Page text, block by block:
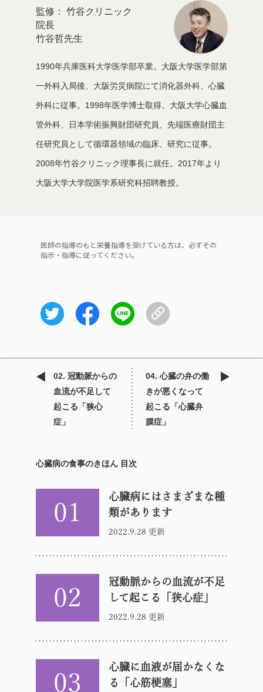
竹谷クリニック
院長
竹谷哲先生
1990年兵庫医科大学医学部卒業。大阪大学医学部第
一外科入局後、大阪労災病院にて消化器外科、心臓
外科に従事。1998年医学博士取得。大阪大学心臓血
管外科、日本学術振興財団研究員、先端医療財団主
任研究員として循環器領域の臨床、研究に従事。
2008年竹谷クリニック理事長に就任。2017年より
大阪大学大学院医学系研究科招聘教授。
医師の指導のもと栄養指導を受けている方は、必ずその
指示・指導に従ってください。
02. 冠動脈からの
血流が不足して
起こる「狭心
症」
04. 心臓の弁の働
きが悪くなって
起こる「心臓弁
膜症」
心臓病の食事のきほん 目次
01
心臓病にはさまざまな種
類があります
2022.9.28 更新
02
冠動脈からの血流が不足
して起こる「狭心症」
2022.9.28 更新
03
心臓に血液が届かなくな
る「心筋梗塞」